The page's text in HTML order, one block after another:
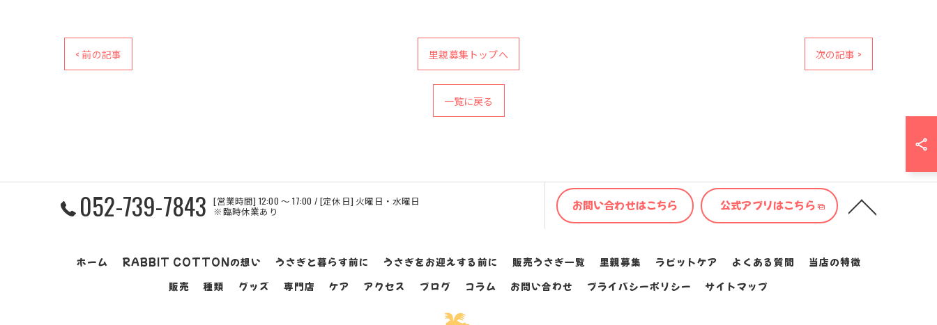
< 前の記事 里親募集トップへ 次の記事 >
一覧に戻る
052-739-7843 [営業時間] 12:00 ～ 17:00 / [定休日] 火曜日・水曜日
※臨時休業あり お問い合わせはこちら 公式アプリはこちら
ホーム RABBIT COTTONの想い うさぎと暮らす前に うさぎをお迎えする前に 販売うさぎ一覧 里親募集 ラビットケア よくある質問
当店の特徴
販売
種類 グッズ 専門店 ケア アクセス ブログ コラム お問い合わせ プライバシーポリシー サイトマップ